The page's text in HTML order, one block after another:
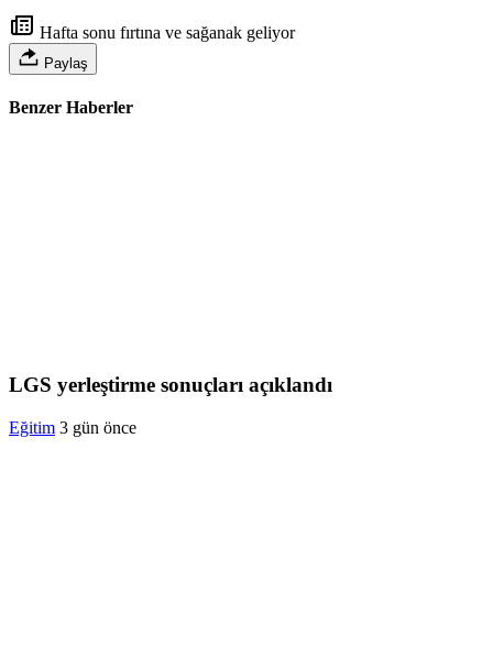
Hafta sonu fırtına ve sağanak geliyor
Paylaş
Benzer Haberler
LGS yerleştirme sonuçları açıklandı
Eğitim 3 gün önce